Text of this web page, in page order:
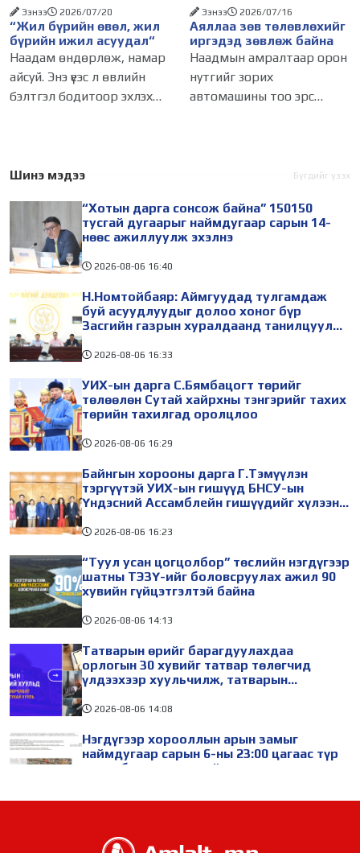
“Жил бүрийн өвөл, жил
бүрийн ижил асуудал“
Ээнээ 2026/07/20
Наадам өндөрлөж, намар
айсуй. Энэ үеэс л өвлийн
бэлтгэл бодитоор эхлэх
түгжирч, утаа нэмэгддэг.
Аяллаа зөв төлөвлөхийг
иргэдэд зөвлөж байна
Ээнээ 2026/07/16
Наадмын амралтаар орон
нутгийг зорих
автомашины тоо эрс
түр хугацаанд хомсдох
Тиймээс иргэд аялалд
гарахаасаа
Шинэ мэдээ Бүгдийг үзэх
“Хотын дарга сонсож байна” 150150
тусгай дугаарыг наймдугаар сарын 14-
нөөс ажиллуулж эхэлнэ
2026-08-06 16:40
Н.Номтойбаяр: Аймгуудад тулгамдаж
буй асуудлуудыг долоо хоног бүр
Засгийн газрын хуралдаанд танилцуулж,
2026-08-06 16:33
УИХ-ын дарга С.Бямбацогт төрийг
төлөөлөн Сутай хайрхны тэнгэрийг тахих
төрийн тахилгад оролцлоо
2026-08-06 16:29
Байнгын хорооны дарга Г.Тэмүүлэн
тэргүүтэй УИХ-ын гишүүд БНСУ-ын
Үндэсний Ассамблейн гишүүдийг хүлээн
2026-08-06 16:23
“Туул усан цогцолбор” төслийн нэгдүгээр
шатны ТЭЗҮ-ийг боловсруулах ажил 90
хувийн гүйцэтгэлтэй байна
2026-08-06 14:13
Татварын өрийг барагдуулахдаа
орлогын 30 хувийг татвар төлөгчид
үлдээхээр хуульчилж, татварын
болгон сунгажээ
2026-08-06 14:08
Нэгдүгээр хорооллын арын замыг
наймдугаар сарын 6-ны 23:00 цагаас түр
хааж, борооны ус зайлуулах шугамын
Шадар сайд Н.Номтойбаяр Дорноговь